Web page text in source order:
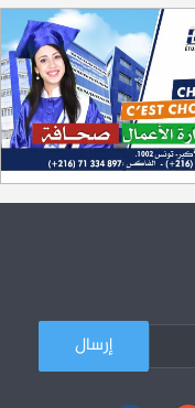
الترشح لمناظرة الالتحاق بالتكوين في مستوى مؤهل التقني السامي - دورة
L'Université Arabe des Sciences :